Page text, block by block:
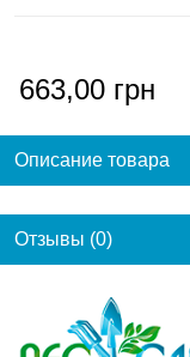
663,00 грн
Описание товара
Отзывы (0)